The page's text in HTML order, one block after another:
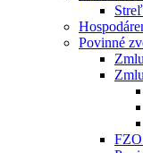
Povinné
FZO